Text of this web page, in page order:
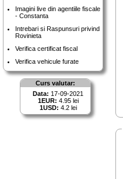
Imagini live din agentiile fiscale
- Constanta
Intrebari si Raspunsuri privind
Rovinieta
Verifica certificat fiscal
Verifica vehicule furate
Curs valutar:
Data: 17-09-2021
1EUR: 4.95 lei
1USD: 4.2 lei